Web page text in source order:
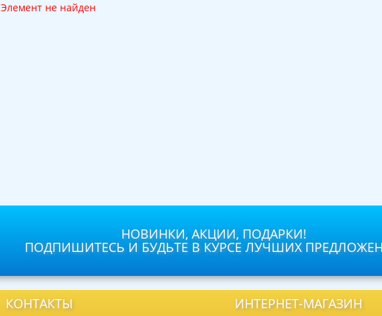
Элемент не найден
НОВИНКИ, АКЦИИ, ПОДАРКИ!
ПОДПИШИТЕСЬ И БУДЬТЕ В КУРСЕ ЛУЧШИХ
КОНТАКТЫ ИНТЕРНЕТ-МАГАЗИН